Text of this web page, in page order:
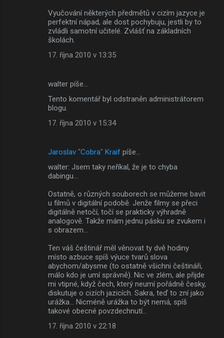
Vyučování některých předmětů v cizím jazyce je
perfektní nápad, ale dost pochybuju, jestli by to
zvládli samotní učitelé. Zvlášť na základních
školách.
17. října 2010 v 13:35
walter píše…
Tento komentář byl odstraněn administrátorem
blogu.
17. října 2010 v 15:34
Jaroslav "Cobra" Kraif píše…
walter: Jsem taky neříkal, že je to chyba
dabingu...
Ostatně, o různých souborech se můžeme bavit
u filmů v digitální podobě. Jenže filmy se přeci
digitálně netočí, točí se prakticky výhradně
analogově. Takže mám jednu pásku se zvukem i
s obrazem...
Ten váš češtinář měl věnovat ty dvě hodiny
místo azbuce spíš výuce tvarů slova
abychom/abysme (to ostatně všichni češtináři,
málo kdo je umí správně). Nic ve zlém, ale přijde
mi vtipné, když čech, který neumí pořádně česky,
diskutuje o cizích jazicích. Sakra, teď to zní jako
urážka... Nicméně urážka to být nemá, spíš
takové obecné povzdechnutí...
17. října 2010 v 22:18